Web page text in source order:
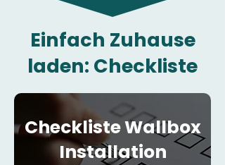
Einfach Zuhause
laden: Checkliste
Checkliste Wallbox
Installation